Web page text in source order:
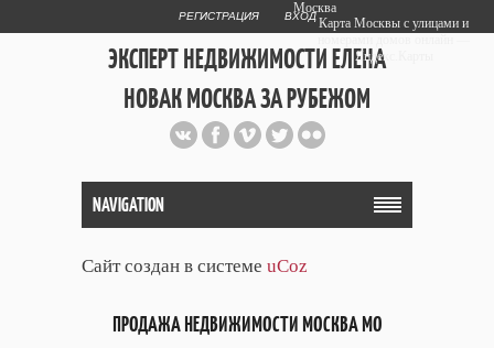
РЕГИСТРАЦИЯ ВХОД
ЭКСПЕРТ НЕДВИЖИМОСТИ ЕЛЕНА
НОВАК МОСКВА ЗА РУБЕЖОМ
Публичный сайт эксперта автора
web дизайнера+7 903 708 1884
NAVIGATION
Сайт создан в системе uCoz
ПРОДАЖА НЕДВИЖИМОСТИ МОСКВА МО
Москва
Карта Москвы с улицами и
Яндекс.Карты